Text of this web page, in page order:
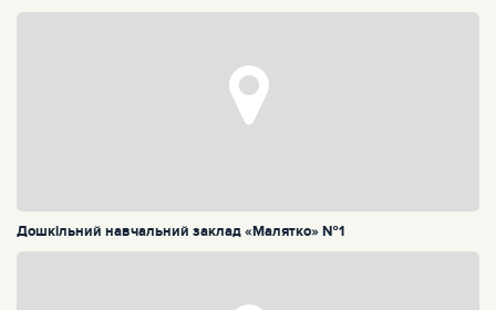
Дошкільний навчальний заклад «Малятко» №1